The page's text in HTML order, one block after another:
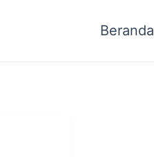
Beranda